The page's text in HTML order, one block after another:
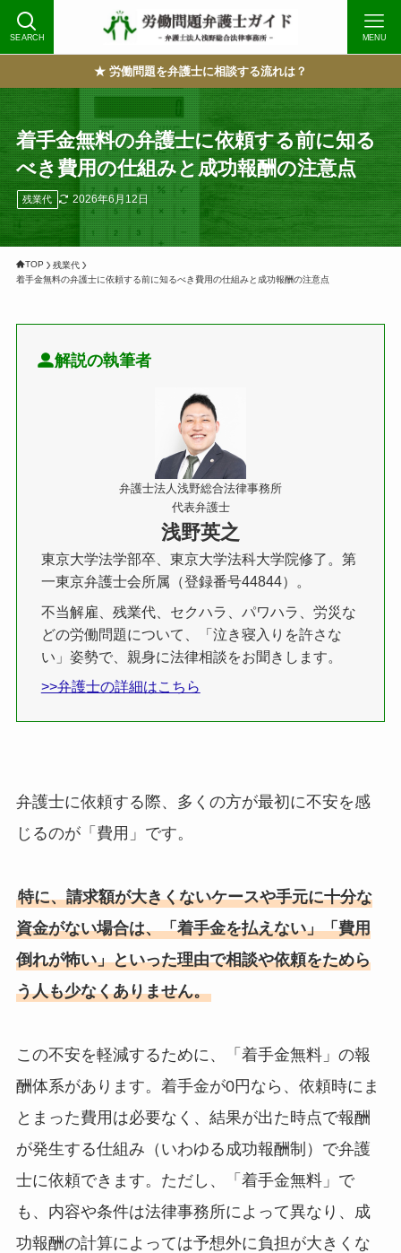
SEARCH MENU
★ 労働問題を弁護士に相談する流れは？
着手金無料の弁護士に依頼する前に知る
べき費用の仕組みと成功報酬の注意点
残業代 2026年6月12日
TOP
残業代
着手金無料の弁護士に依頼する前に知るべき費用の仕組みと成功報酬の注意点
解説の執筆者
弁護士法人浅野総合法律事務所
代表弁護士
浅野英之
東京大学法学部卒、東京大学法科大学院修了。第
一東京弁護士会所属（登録番号44844）。
不当解雇、残業代、セクハラ、パワハラ、労災な
どの労働問題について、「泣き寝入りを許さな
い」姿勢で、親身に法律相談をお聞きします。
>>弁護士の詳細はこちら
弁護士に依頼する際、多くの方が最初に不安を感
じるのが「費用」です。
特に、請求額が大きくないケースや手元に十分な
資金がない場合は、「着手金を払えない」「費用
倒れが怖い」といった理由で相談や依頼をためら
う人も少なくありません。
この不安を軽減するために、「着手金無料」の報
酬体系があります。着手金が0円なら、依頼時にま
とまった費用は必要なく、結果が出た時点で報酬
が発生する仕組み（いわゆる成功報酬制）で弁護
士に依頼できます。ただし、「着手金無料」で
も、内容や条件は法律事務所によって異なり、成
功報酬の計算によっては予想外に負担が大きくな